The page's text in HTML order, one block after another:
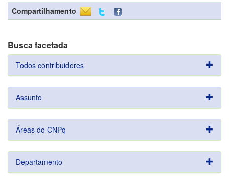
Compartilhamento
Busca facetada
Todos contribuidores
Assunto
Áreas do CNPq
Departamento